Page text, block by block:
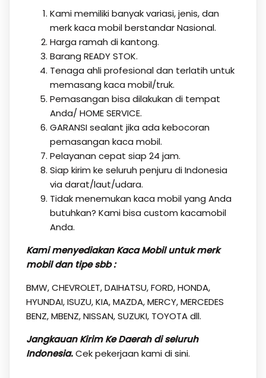
Kami memiliki banyak variasi, jenis, dan
merk kaca mobil berstandar Nasional.
Harga ramah di kantong.
Barang READY STOK.
Tenaga ahli profesional dan terlatih untuk
memasang kaca mobil/truk.
Pemasangan bisa dilakukan di tempat
Anda/ HOME SERVICE.
GARANSI sealant jika ada kebocoran
pemasangan kaca mobil.
Pelayanan cepat siap 24 jam.
Siap kirim ke seluruh penjuru di Indonesia
via darat/laut/udara.
Tidak menemukan kaca mobil yang Anda
butuhkan? Kami bisa custom kacamobil
Anda.
Kami menyediakan Kaca Mobil untuk merk
mobil dan tipe sbb :
BMW, CHEVROLET, DAIHATSU, FORD, HONDA,
HYUNDAI, ISUZU, KIA, MAZDA, MERCY, MERCEDES
BENZ, MBENZ, NISSAN, SUZUKI, TOYOTA dll.
Jangkauan Kirim Ke Daerah di seluruh
Indonesia.Cek pekerjaan kamidi sini.